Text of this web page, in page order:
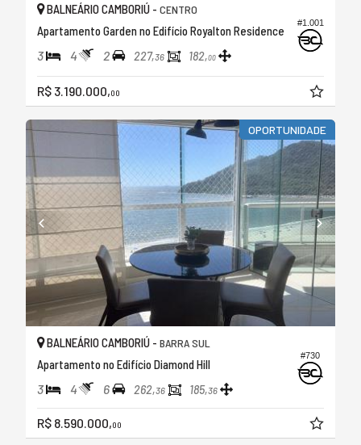
#1.001
BALNEÁRIO CAMBORIÚ - CENTRO
Apartamento Garden no Edifício Royalton Residence
3 4 2 227,36 182,00
R$ 3.190.000,00
OPORTUNIDADE
#730
BALNEÁRIO CAMBORIÚ - BARRA SUL
Apartamento no Edifício Diamond Hill
3 4 6 262,36 185,36
R$ 8.590.000,00